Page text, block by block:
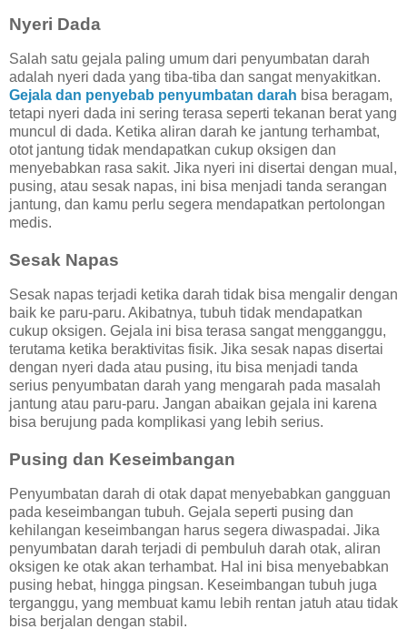
Nyeri Dada
Salah satu gejala paling umum dari penyumbatan darah
adalah nyeri dada yang tiba-tiba dan sangat menyakitkan.
Gejala dan penyebab penyumbatan darah bisa beragam,
tetapi nyeri dada ini sering terasa seperti tekanan berat yang
muncul di dada. Ketika aliran darah ke jantung terhambat,
otot jantung tidak mendapatkan cukup oksigen dan
menyebabkan rasa sakit. Jika nyeri ini disertai dengan mual,
pusing, atau sesak napas, ini bisa menjadi tanda serangan
jantung, dan kamu perlu segera mendapatkan pertolongan
medis.
Sesak Napas
Sesak napas terjadi ketika darah tidak bisa mengalir dengan
baik ke paru-paru. Akibatnya, tubuh tidak mendapatkan
cukup oksigen. Gejala ini bisa terasa sangat mengganggu,
terutama ketika beraktivitas fisik. Jika sesak napas disertai
dengan nyeri dada atau pusing, itu bisa menjadi tanda
serius penyumbatan darah yang mengarah pada masalah
jantung atau paru-paru. Jangan abaikan gejala ini karena
bisa berujung pada komplikasi yang lebih serius.
Pusing dan Keseimbangan
Penyumbatan darah di otak dapat menyebabkan gangguan
pada keseimbangan tubuh. Gejala seperti pusing dan
kehilangan keseimbangan harus segera diwaspadai. Jika
penyumbatan darah terjadi di pembuluh darah otak, aliran
oksigen ke otak akan terhambat. Hal ini bisa menyebabkan
pusing hebat, hingga pingsan. Keseimbangan tubuh juga
terganggu, yang membuat kamu lebih rentan jatuh atau tidak
bisa berjalan dengan stabil.